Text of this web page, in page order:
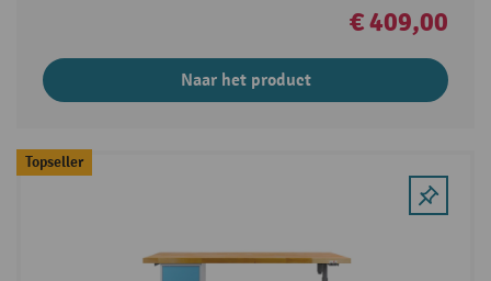
€ 409,00
Naar het product
Topseller